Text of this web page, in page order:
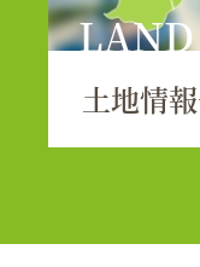
土地情